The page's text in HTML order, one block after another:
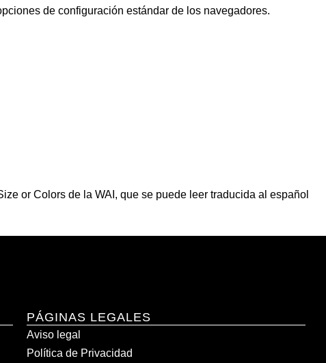
de configuración estándar de los navegadores.
or Colors de la WAI, que se puede leer traducida al español
PÁGINAS LEGALES
Aviso legal
Política de Privacidad